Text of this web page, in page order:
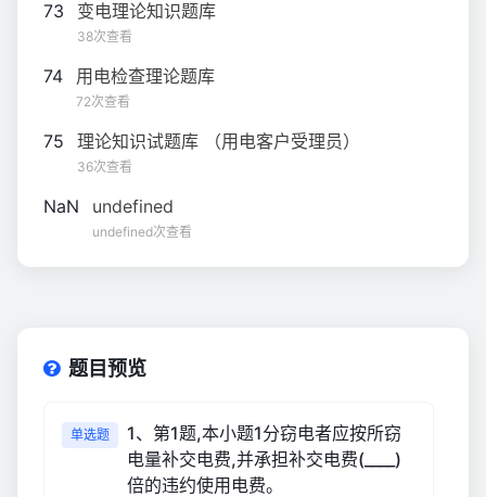
73 变电理论知识题库
38次查看
74 用电检查理论题库
72次查看
75 理论知识试题库 （用电客户受理员）
36次查看
NaN undefined
undefined次查看
题目预览
单选题
1、第1题,本小题1分窃电者应按所窃
电量补交电费,并承担补交电费(____)
倍的违约使用电费。